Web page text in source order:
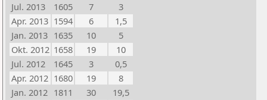
Jul. 2013
1605 7
3
Apr. 2013 1594 6
1,5
Jan. 2013 1635 10
5
Okt. 2012 1658 19
10
Jul. 2012
1645 3
0,5
Apr. 2012 1680 19
8
Jan. 2012 1811 30
19,5